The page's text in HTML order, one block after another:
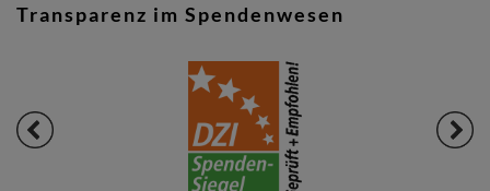
Transparenz im Spendenwesen